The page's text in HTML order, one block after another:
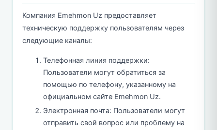
Компания Emehmon Uz предоставляет
техническую поддержку пользователям через
следующие каналы:
Телефонная линия поддержки:
Пользователи могут обратиться за
помощью по телефону, указанному на
официальном сайте Emehmon Uz.
Электронная почта: Пользователи могут
отправить свой вопрос или проблему на